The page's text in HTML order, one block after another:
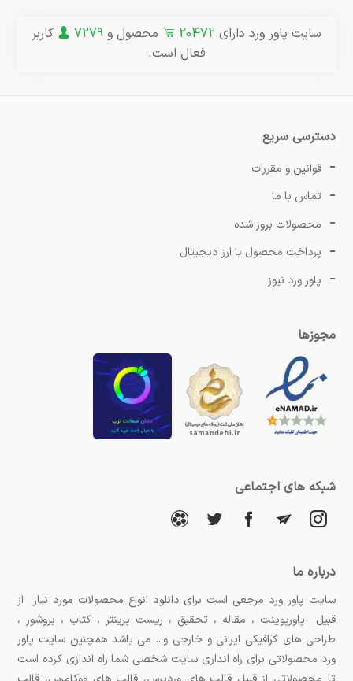
سایت پاور ورد دارای 20472 محصول و 7279
کاربر
فعال است.
دسترسی سریع
قوانین و مقررات
تماس با ما
محصولات بروز شده
پرداخت محصول با ارز دیجیتال
پاور ورد نیوز
مجوزها
شبکه های اجتماعی
درباره ما
سایت پاور ورد مرجعی است برای دانلود انواع محصولات مورد نیاز از
قبیل پاورپوینت ، مقاله ، تحقیق ، ریست پرینتر ، کتاب ، بروشور ،
طراحی های گرافیکی ایرانی و خارجی و... می باشد همچنین سایت پاور
ورد محصولاتی برای راه اندازی سایت شخصی شما راه اندازی کرده است